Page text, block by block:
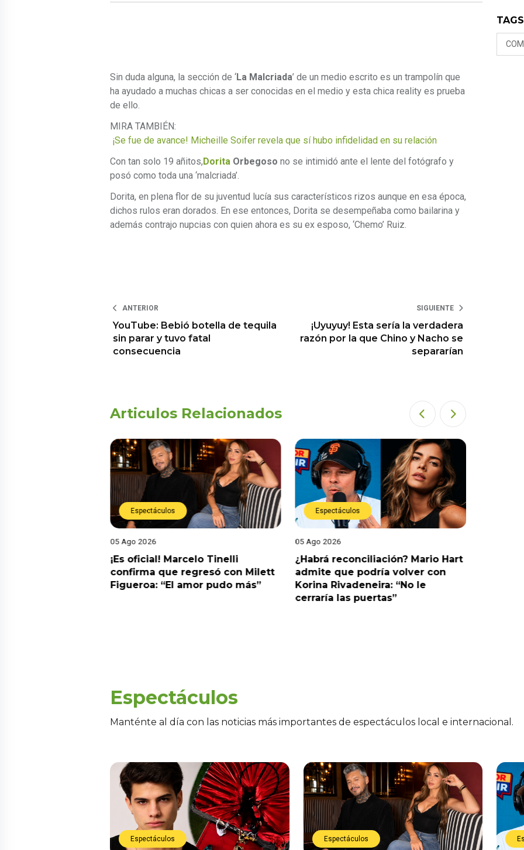
Sin duda alguna, la sección de ‘La Malcriada’ de un medio escrito es un trampolín que
ha ayudado a muchas chicas a ser conocidas en el medio y esta chica reality es prueba
de ello.
MIRA TAMBIÉN:
¡Se fue de avance! Micheille Soifer revela que sí hubo infidelidad en su relación
Con tan solo 19 añitos,Dorita Orbegoso no se intimidó ante el lente del fotógrafo y
posó como toda una ‘malcriada’.
Dorita, en plena flor de su juventud lucía sus característicos rizos aunque en esa época,
dichos rulos eran dorados. En ese entonces, Dorita se desempeñaba como bailarina y
además contrajo nupcias con quien ahora es su ex esposo, ‘Chemo’ Ruiz.
ANTERIOR
YouTube: Bebió botella de tequila
sin parar y tuvo fatal
consecuencia
SIGUIENTE
¡Uyuyuy! Esta sería la verdadera
razón por la que Chino y Nacho se
separarían
Articulos Relacionados
Espectáculos
05 Ago 2026
¡Es oficial! Marcelo Tinelli
confirma que regresó con Milett
Figueroa: “El amor pudo más”
Espectáculos
05 Ago 2026
¿Habrá reconciliación? Mario Hart
admite que podría volver con
Korina Rivadeneira: “No le
cerraría las puertas”
TAGS
Espectáculos
Manténte al día con las noticias más importantes de espectáculos local e internacional.
Espectáculos Espectáculos